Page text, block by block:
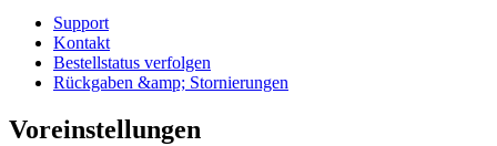
Support
Kontakt
Bestellstatus verfolgen
Rückgaben &amp; Stornierungen
Voreinstellungen